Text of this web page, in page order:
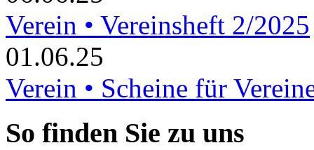
Verein • Vereinsheft 2/2025
01.06.25
Verein • Scheine für
So finden Sie zu uns